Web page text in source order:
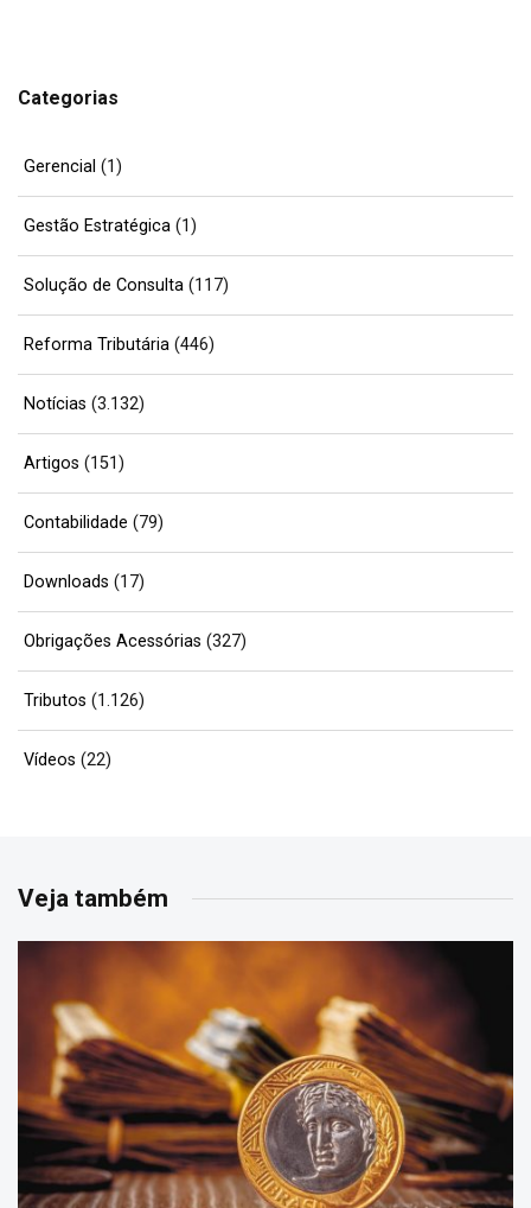
Categorias
Gerencial (1)
Gestão Estratégica (1)
Solução de Consulta (117)
Reforma Tributária (446)
Notícias (3.132)
Artigos (151)
Contabilidade (79)
Downloads (17)
Obrigações Acessórias (327)
Tributos (1.126)
Vídeos (22)
Veja também